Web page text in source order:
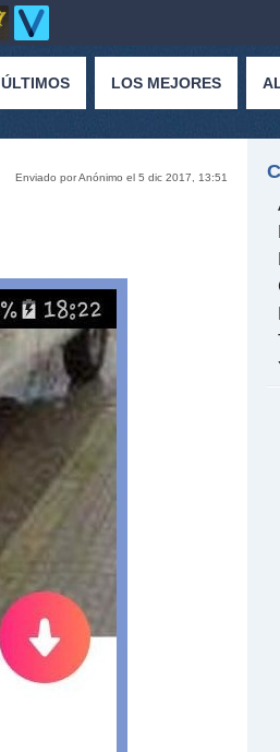
ÚLTIMOS LOS MEJORES
Enviado por Anónimo el 5 dic 2017, 13:51